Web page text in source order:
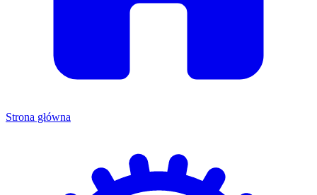
Strona główna